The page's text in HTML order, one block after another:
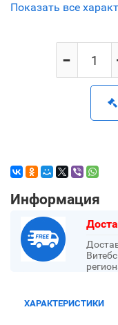
Показать все
-
Информация
ХАРАКТЕРИСТИКИ